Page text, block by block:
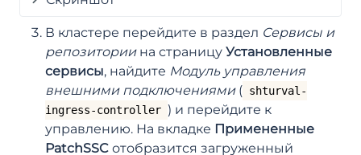
В кластере перейдите в раздел Сервисы и
репозиториина страницу Установленные
сервисы, найдите Модуль управления
внешними подключениями( shturval-
ingress-controller ) и перейдите к
управлению. На вкладке Примененные
PatchSSC отобразится загруженный